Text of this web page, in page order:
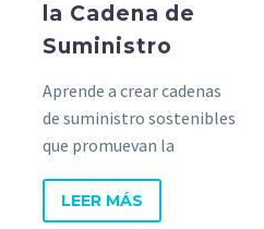
la Cadena de
Suministro
Aprende a crear cadenas
de suministro sostenibles
que promuevan la
respeten el medio
LEER MÁS